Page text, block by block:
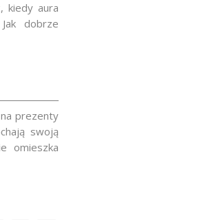
kiedy aura
dobrze
prezenty
swoją
omieszka